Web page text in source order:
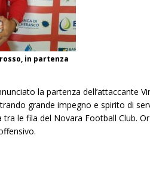
in partenza
la partenza dell’attaccante
grande impegno e spirito di
le fila del Novara Football Club.